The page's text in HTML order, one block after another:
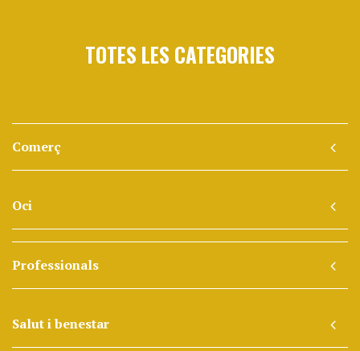
TOTES LES CATEGORIES
Comerç
Oci
Professionals
Salut i benestar